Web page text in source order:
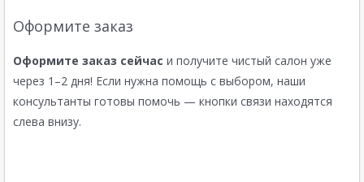
Оформите заказ
Оформите заказ сейчас и получите чистый салон уже
через 1–2 дня! Если нужна помощь с выбором, наши
консультанты готовы помочь — кнопки связи находятся
слева внизу.